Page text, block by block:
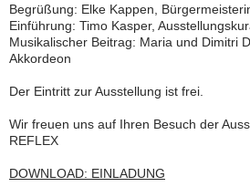
Begrüßung: Elke Kappen,
Einführung: Timo Kasper,
Musikalischer Beitrag: Maria und Dimitri
Akkordeon
Der Eintritt zur Ausstellung ist frei.
Wir freuen uns auf Ihren Besuch der
REFLEX
DOWNLOAD: EINLADUNG